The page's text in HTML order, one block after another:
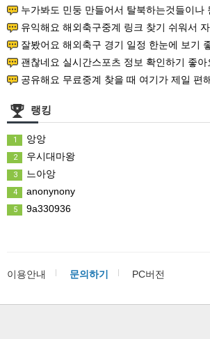
누가봐도 민둥 만들어서 탈북하는것들이나 뭔가 쳐들어오는 낌새를 미리 알아차리기 위함이
유익해요 해외축구중계 링크 찾기 쉬워서 자주 와요. 참고로 무료스포츠중계 정보 확
잘봤어요 해외축구 경기 일정 한눈에 보기 좋아요. 덕분에 epl중계 볼 때 공식
괜찮네요 실시간스포츠 정보 확인하기 좋아요. 그래도 epl중계 볼 때 공식 중계
공유해요 무료중계 찾을 때 여기가 제일 편해요. 그리고 무료스포츠중계 정보 확인할
랭킹
1 앙앙
2 우시대마왕
3 느아앙
4 anonynony
5 9a330936
이용안내 문의하기 PC버전